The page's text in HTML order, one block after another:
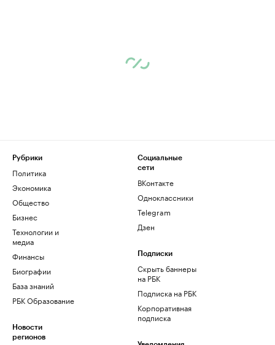
Рубрики
Политика
Экономика
Общество
Бизнес
Технологии и
медиа
Финансы
Биографии
База знаний
РБК Образование
Новости
регионов
Социальные
сети
ВКонтакте
Одноклассники
Telegram
Дзен
Подписки
Скрыть баннеры
на РБК
Подписка на РБК
Корпоративная
подписка